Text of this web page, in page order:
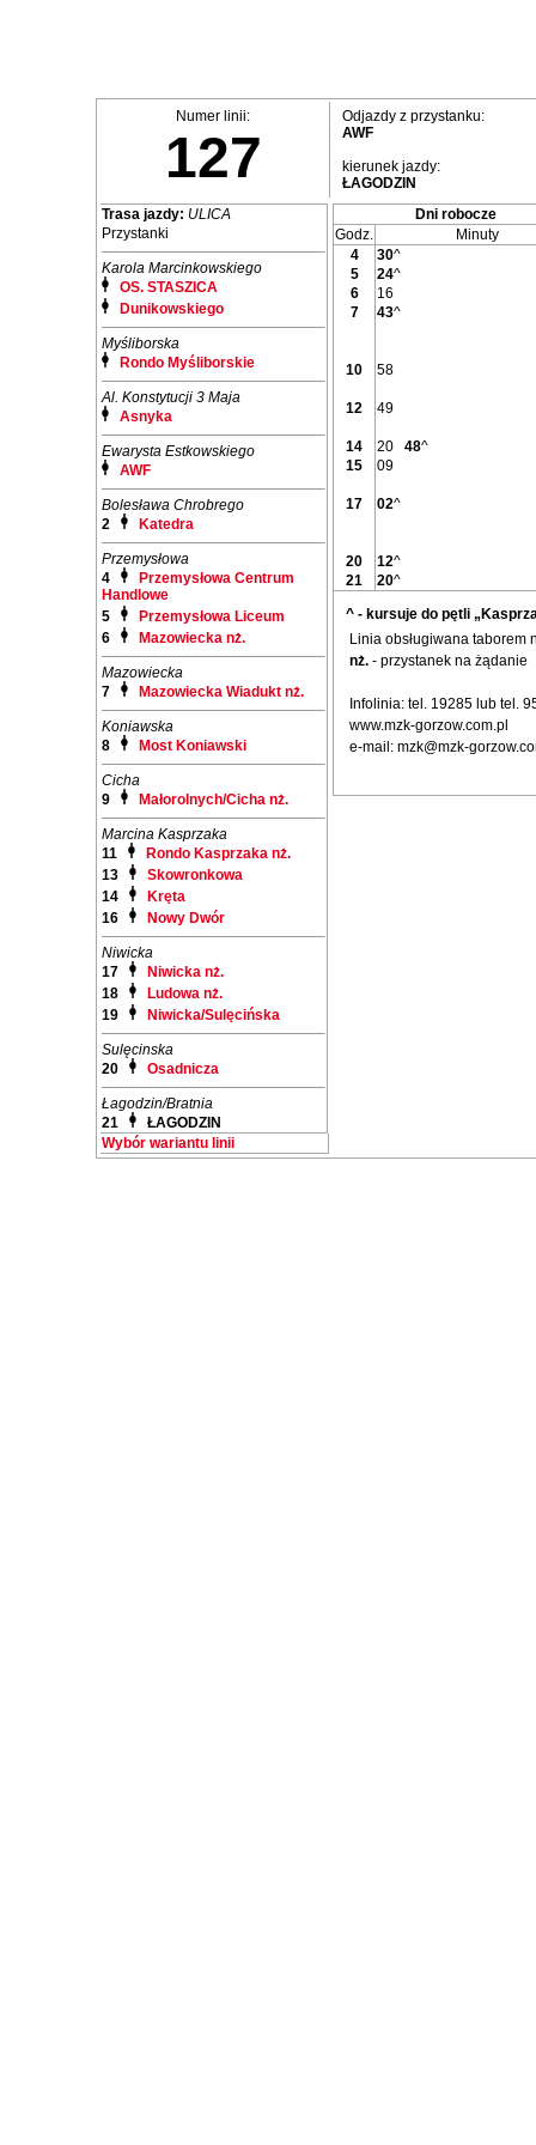
Numer linii:
127
Odjazdy z przystanku:
AWF
kierunek jazdy:
ŁAGODZIN
Trasa jazdy: ULICA
Przystanki
Karola Marcinkowskiego
OS. STASZICA
Dunikowskiego
Myśliborska
Rondo Myśliborskie
Al. Konstytucji 3 Maja
Asnyka
Ewarysta Estkowskiego
AWF
Bolesława Chrobrego
2
Katedra
Przemysłowa
4
Przemysłowa Centrum
Handlowe
5
Przemysłowa Liceum
6
Mazowiecka nż.
Mazowiecka
7
Mazowiecka Wiadukt nż.
Koniawska
8
Most Koniawski
Cicha
9
Małorolnych/Cicha nż.
Marcina Kasprzaka
11
Rondo Kasprzaka nż.
13
Skowronkowa
14
Kręta
16
Nowy Dwór
Niwicka
17
Niwicka nż.
18
Ludowa nż.
19
Niwicka/Sulęcińska
Sulęcinska
20
Osadnicza
Łagodzin/Bratnia
21
ŁAGODZIN
Wybór wariantu linii
Dni robocze
Godz.
Minuty
4
30^
5
24^
6
16
7
43^
10 58
12 49
14 20 48^
15
09
17 02^
20 12^
21
20^
^ - kursuje do pętli
Linia obsługiwana taborem
nż. - przystanek na żądanie
Infolinia: tel. 19285 lub tel.
www.mzk-gorzow.com.pl
e-mail: mzk@mzk-